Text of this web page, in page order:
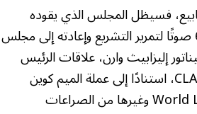
فسيظل المجلس الذي يقوده
الجمهوريون بحاجة إلى بعض الدعم من الديمقراطيين للوفاء بمتطلبات 60 صوتًا لتمرير التشريع وإعادته إلى مجلس
إليزابيث وارن، علاقات الرئيس
الأمريكي دونالد ترامب بصناعة العملات المشفرة في النقاش حول CLARITY، استنادًا إلى عملة الميم كوين
الخاصة به، وأعمال العملات المشفرة الخاصة بعائلته World Liberty Financial وغيرها من الصراعات